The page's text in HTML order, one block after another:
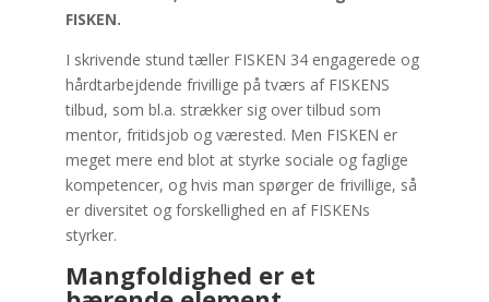
FISKEN.
I skrivende stund tæller FISKEN 34 engagerede og
hårdtarbejdende frivillige på tværs af FISKENS
tilbud, som bl.a. strækker sig over tilbud som
mentor, fritidsjob og værested. Men FISKEN er
meget mere end blot at styrke sociale og faglige
kompetencer, og hvis man spørger de frivillige, så
er diversitet og forskellighed en af FISKENs
styrker.
Mangfoldighed er et